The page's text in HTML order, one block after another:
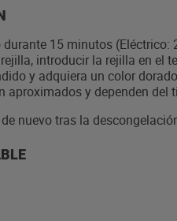
15 minutos (Eléctrico:
introducir la rejilla en el
y adquiera un color
aproximados y dependen del
nuevo tras la